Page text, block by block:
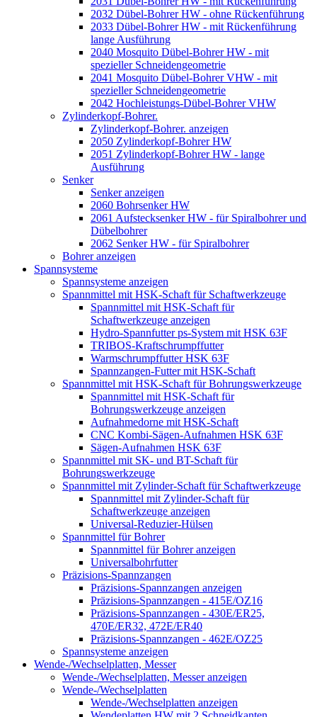
2032 Dübel-Bohrer HW - ohne Rückenführung
2033 Dübel-Bohrer HW - mit Rückenführung
lange Ausführung
2040 Mosquito Dübel-Bohrer HW - mit
spezieller Schneidengeometrie
2041 Mosquito Dübel-Bohrer VHW - mit
spezieller Schneidengeometrie
2042 Hochleistungs-Dübel-Bohrer VHW
Zylinderkopf-Bohrer.
Zylinderkopf-Bohrer. anzeigen
2050 Zylinderkopf-Bohrer HW
2051 Zylinderkopf-Bohrer HW - lange
Ausführung
Senker
Senker anzeigen
2060 Bohrsenker HW
2061 Aufstecksenker HW - für Spiralbohrer und
Dübelbohrer
2062 Senker HW - für Spiralbohrer
Bohrer anzeigen
Spannsysteme
Spannsysteme anzeigen
Spannmittel mit HSK-Schaft für Schaftwerkzeuge
Spannmittel mit HSK-Schaft für
Schaftwerkzeuge anzeigen
Hydro-Spannfutter ps-System mit HSK 63F
TRIBOS-Kraftschrumpffutter
Warmschrumpffutter HSK 63F
Spannzangen-Futter mit HSK-Schaft
Spannmittel mit HSK-Schaft für Bohrungswerkzeuge
Spannmittel mit HSK-Schaft für
Bohrungswerkzeuge anzeigen
Aufnahmedorne mit HSK-Schaft
CNC Kombi-Sägen-Aufnahmen HSK 63F
Sägen-Aufnahmen HSK 63F
Spannmittel mit SK- und BT-Schaft für
Bohrungswerkzeuge
Spannmittel mit Zylinder-Schaft für Schaftwerkzeuge
Spannmittel mit Zylinder-Schaft für
Schaftwerkzeuge anzeigen
Universal-Reduzier-Hülsen
Spannmittel für Bohrer
Spannmittel für Bohrer anzeigen
Universalbohrfutter
Präzisions-Spannzangen
Präzisions-Spannzangen anzeigen
Präzisions-Spannzangen - 415E/OZ16
Präzisions-Spannzangen - 430E/ER25,
470E/ER32, 472E/ER40
Präzisions-Spannzangen - 462E/OZ25
Spannsysteme anzeigen
Wende-/Wechselplatten, Messer
Wende-/Wechselplatten, Messer anzeigen
Wende-/Wechselplatten
Wende-/Wechselplatten anzeigen